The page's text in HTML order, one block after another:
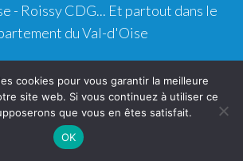
- Roissy CDG... Et partout dans le
du Val-d'Oise
: Paris - Marseille - Nice -
- Clermont-Ferrand...
se faire connaitre
cookies pour vous garantir la meilleure
site web. Si vous continuez à utiliser ce
que vous en êtes satisfait.
OK